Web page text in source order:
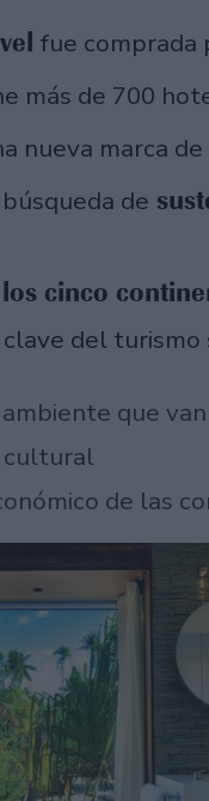
fue
más de 700
nueva marca
de
cinco
del turismo
que
cultural
de las